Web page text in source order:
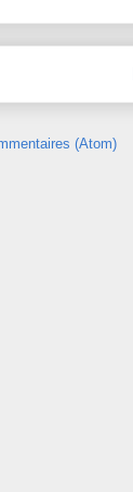
(Atom)